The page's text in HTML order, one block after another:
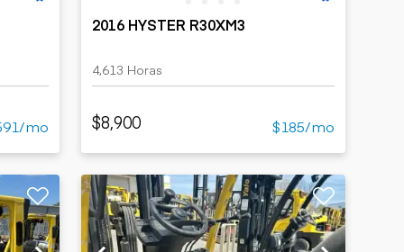
mo
2016 HYSTER R30XM3
4,613 Horas
$8,900 $185/mo